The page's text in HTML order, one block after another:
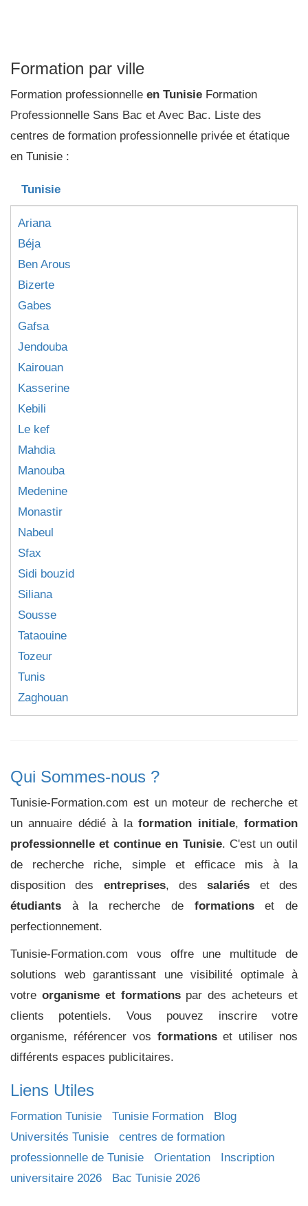
Formation par ville
Formation professionnelle en Tunisie Formation
Professionnelle Sans Bac et Avec Bac. Liste des
centres de formation professionnelle privée et étatique
en Tunisie :
Tunisie
Ariana
Béja
Ben Arous
Bizerte
Gabes
Gafsa
Jendouba
Kairouan
Kasserine
Kebili
Le kef
Mahdia
Manouba
Medenine
Monastir
Nabeul
Sfax
Sidi bouzid
Siliana
Sousse
Tataouine
Tozeur
Tunis
Zaghouan
Qui Sommes-nous ?
Tunisie-Formation.com est un moteur de recherche et
un annuaire dédié à laformation initiale,formation
professionnelle et continue en Tunisie. C'est un outil
de recherche riche, simple et efficace mis à la
disposition des entreprises, dessalariés et des
étudiants à la recherche de formationset de
perfectionnement.
Tunisie-Formation.com vous offre une multitude de
solutions web garantissant une visibilité optimale à
votre organisme et formationspar des acheteurs et
clients potentiels. Vous pouvez inscrire votre
organisme, référencer vos formationset utiliser nos
différents espaces publicitaires.
Liens Utiles
Formation Tunisie Tunisie Formation
Blog
Universités Tunisie
centres de formation
professionnelle de Tunisie
Orientation
Inscription
universitaire 2026
Bac Tunisie 2026